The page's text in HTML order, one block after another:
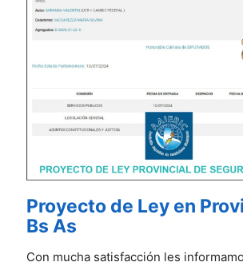
Proyecto de Ley en
Bs As
Con mucha satisfacción les